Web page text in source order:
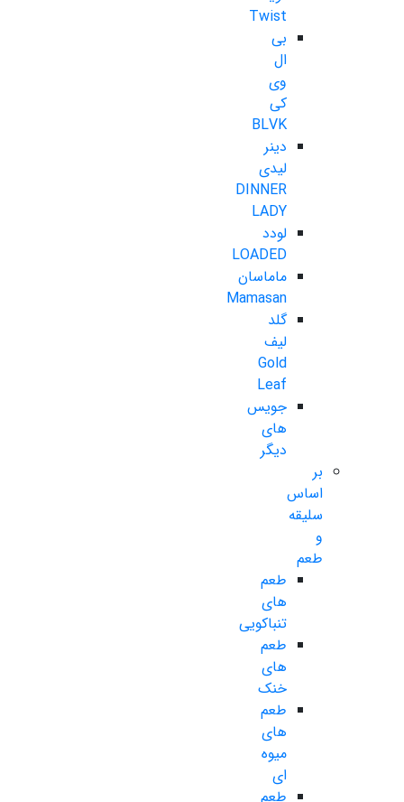
Twist
بی
ال
وی
کی
BLVK
دینر
لیدی
DINNER
LADY
لودد
LOADED
ماماسان
Mamasan
گلد
لیف
Gold
Leaf
جویس
های
دیگر
بر
اساس
سلیقه
و
طعم
طعم
های
تنباکویی
طعم
های
خنک
طعم
های
میوه
ای
طعم